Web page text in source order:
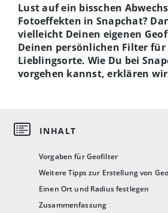
Vorgaben für Geofilter
Weitere Tipps zur Erstellung von
Einen Ort und Radius festlegen
Zusammenfassung
Lust auf ein bisschen
Fotoeffekten in Snapchat?
vielleicht Deinen eigenen
Deinen persönlichen Filter
Lieblingsorte. Wie Du bei
vorgehen kannst, erklären